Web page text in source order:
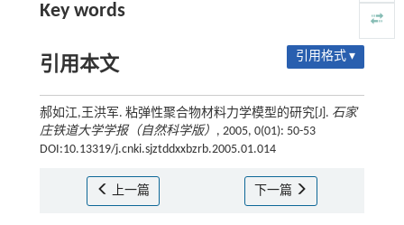
Key words
引用本文 引用格式 ▾
郝如江,王洪军. 粘弹性聚合物材料力学模型的研究[J]. 石家
庄铁道大学学报（自然科学版） , 2005, 0(01): 50-53
DOI:10.13319/j.cnki.sjztddxxbzrb.2005.01.014
上一篇 下一篇